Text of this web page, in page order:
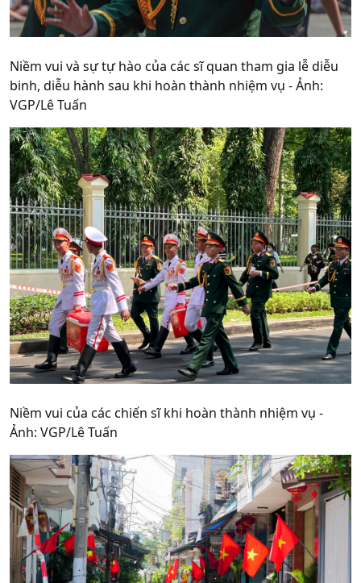
Niềm vui và sự tự hào của các sĩ quan tham gia lễ diễu
binh, diễu hành sau khi hoàn thành nhiệm vụ - Ảnh:
VGP/Lê Tuấn
Niềm vui của các chiến sĩ khi hoàn thành nhiệm vụ -
Ảnh: VGP/Lê Tuấn